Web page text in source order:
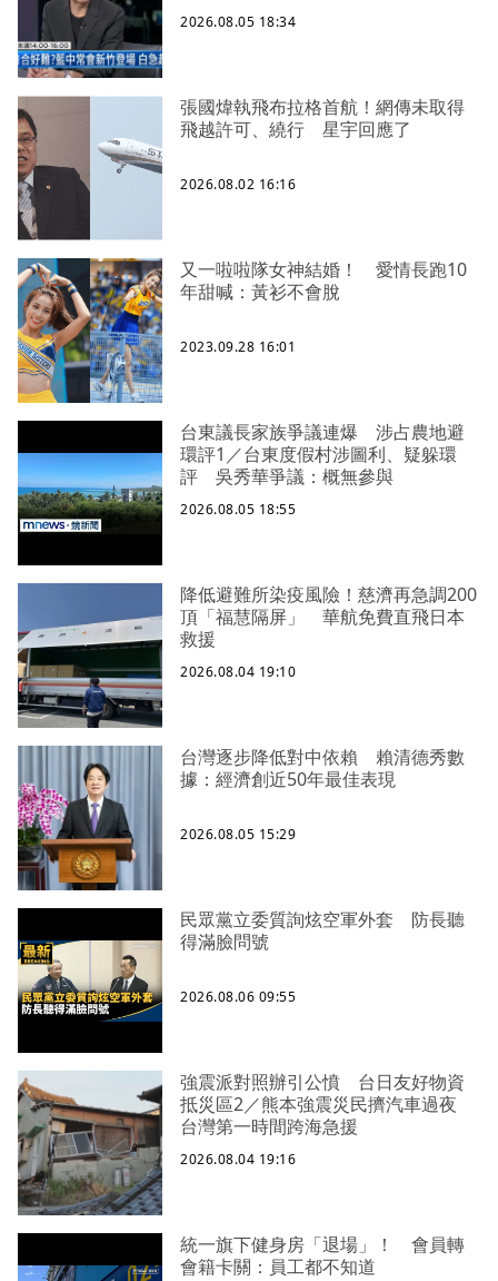
2026.08.05 18:34
張國煒執飛布拉格首航！網傳未取得
飛越許可、繞行 星宇回應了
2026.08.02 16:16
又一啦啦隊女神結婚！ 愛情長跑10
年甜喊：黃衫不會脫
2023.09.28 16:01
台東議長家族爭議連爆 涉占農地避
環評1／台東度假村涉圖利、疑躲環
評 吳秀華爭議：概無參與
2026.08.05 18:55
降低避難所染疫風險！慈濟再急調200
頂「福慧隔屏」 華航免費直飛日本
救援
2026.08.04 19:10
台灣逐步降低對中依賴 賴清德秀數
據：經濟創近50年最佳表現
2026.08.05 15:29
民眾黨立委質詢炫空軍外套 防長聽
得滿臉問號
2026.08.06 09:55
強震派對照辦引公憤 台日友好物資
抵災區2／熊本強震災民擠汽車過夜
台灣第一時間跨海急援
2026.08.04 19:16
統一旗下健身房「退場」！ 會員轉
會籍卡關：員工都不知道